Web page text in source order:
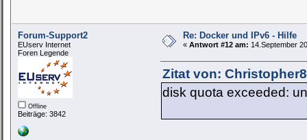
Forum-Support2
EUserv Internet
Foren Legende
Offline
Beiträge: 3842
Re: Docker und IPv6 - Hilfe
« Antwort #12 am: 14.September
Zitat von:
disk quota exceeded: